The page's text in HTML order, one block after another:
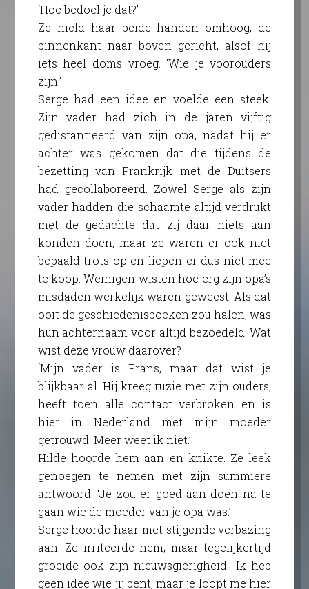
‘Hoe bedoel je dat?’
Ze hield haar beide handen omhoog, de
binnenkant naar boven gericht, alsof hij
iets heel doms vroeg. ‘Wie je voorouders
zijn.’
Serge had een idee en voelde een steek.
Zijn vader had zich in de jaren vijftig
gedistantieerd van zijn opa, nadat hij er
achter was gekomen dat die tijdens de
bezetting van Frankrijk met de Duitsers
had gecollaboreerd. Zowel Serge als zijn
vader hadden die schaamte altijd verdrukt
met de gedachte dat zij daar niets aan
konden doen, maar ze waren er ook niet
bepaald trots op en liepen er dus niet mee
te koop. Weinigen wisten hoe erg zijn opa’s
misdaden werkelijk waren geweest. Als dat
ooit de geschiedenisboeken zou halen, was
hun achternaam voor altijd bezoedeld. Wat
wist deze vrouw daarover?
‘Mijn vader is Frans, maar dat wist je
blijkbaar al. Hij kreeg ruzie met zijn ouders,
heeft toen alle contact verbroken en is
hier in Nederland met mijn moeder
getrouwd. Meer weet ik niet.’
Hilde hoorde hem aan en knikte. Ze leek
genoegen te nemen met zijn summiere
antwoord. ‘Je zou er goed aan doen na te
gaan wie de moeder van je opa was.’
Serge hoorde haar met stijgende verbazing
aan. Ze irriteerde hem, maar tegelijkertijd
groeide ook zijn nieuwsgierigheid. ‘Ik heb
geen idee wie jij bent, maar je loopt me hier